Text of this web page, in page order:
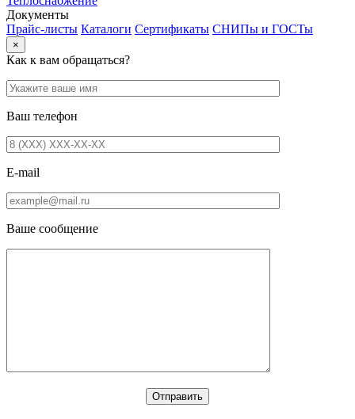
Документы
Прайс-листы Каталоги Сертификаты СНИПы и ГОСТы
×
Как к вам обращаться?
Ваш телефон
E-mail
Ваше сообщение